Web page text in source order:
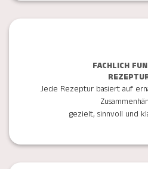
FACHLICH
Jede Rezeptur basiert auf
gezielt, sinnvoll und